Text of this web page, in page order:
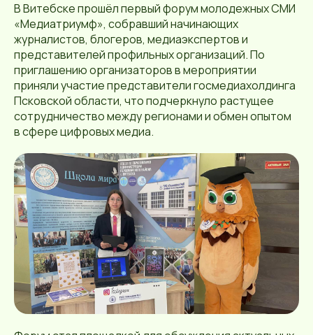
В Витебске прошёл первый форум молодежных СМИ
«Медиатриумф», собравший начинающих
журналистов, блогеров, медиаэкспертов и
представителей профильных организаций. По
приглашению организаторов в мероприятии
приняли участие представители госмедиахолдинга
Псковской области, что подчеркнуло растущее
сотрудничество между регионами и обмен опытом
в сфере цифровых медиа.